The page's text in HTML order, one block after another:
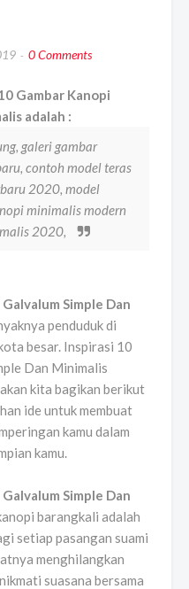
0 Comments
Gambar Kanopi
adalah :
galeri gambar
contoh model teras
2020, model
minimalis modern
2020,
Simple Dan
penduduk di
besar. Inspirasi 10
Dan Minimalis
kita bagikan berikut
ide untuk membuat
kamu dalam
kamu.
Simple Dan
barangkali adalah
setiap pasangan suami
menghilangkan
suasana bersama